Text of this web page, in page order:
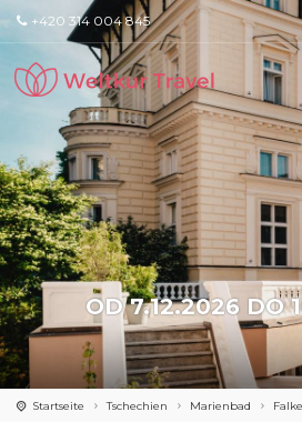
+420 314 004 845
OD 7.12.2026 DO
Startseite Tschechien Marienbad